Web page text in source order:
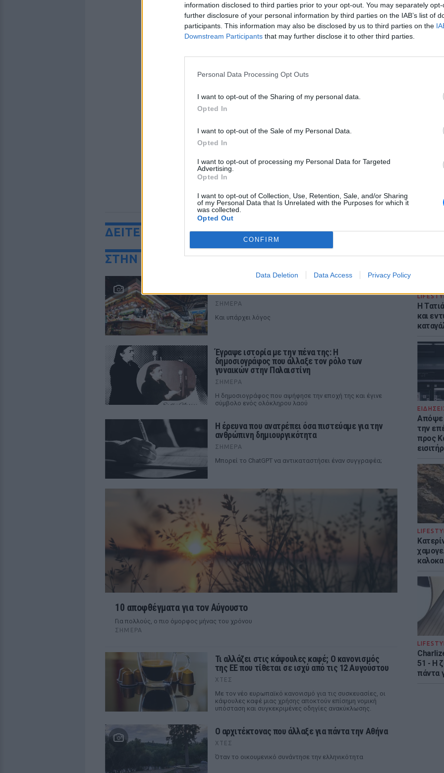
information disclosed to third parties prior to your opt-out. You may separately
further disclosure of your personal information by third parties on the IAB’s list of
participants. This information may also be disclosed by us to third parties on the
Downstream Participants that may further disclose it to other third parties.
Personal Data Processing Opt Outs
I want to opt-out of the Sharing of my personal data.
Opted In
I want to opt-out of the Sale of my Personal Data.
Opted In
I want to opt-out of processing my Personal Data for Targeted
Advertising.
Opted In
I want to opt-out of Collection, Use, Retention, Sale, and/or Sharing
of my Personal Data that Is Unrelated with the Purposes for which it
was collected.
Opted Out
CONFIRM
Data Deletion Data Access Privacy Policy
Το
τον
της
Η
και
Απόψε
την
προς
51 - H
πάντα
ΔΕΙΤΕ ΕΠΙΣΗΣ
ΣΤΗΝ ΙΔΙΑ ΚΑΤΗΓΟΡΙΑ
εδώ
ΣΉΜΕΡΑ
Και υπάρχει λόγος
Έγραψε ιστορία με την πένα της: Η
δημοσιογράφος που άλλαξε τον ρόλο των
γυναικών στην Παλαιστίνη
ΣΉΜΕΡΑ
Η δημοσιογράφος που αψήφησε την εποχή της και έγινε
σύμβολο ενός ολόκληρου λαού
Η έρευνα που ανατρέπει όσα πιστεύαμε για την
ανθρώπινη δημιουργικότητα
ΣΉΜΕΡΑ
Mπορεί το ChatGPT να αντικαταστήσει έναν συγγραφέα;
10 αποφθέγματα για τον Αύγουστο
Για πολλούς, ο πιο όμορφος μήνας του χρόνου
ΣΉΜΕΡΑ
Τι αλλάζει στις κάψουλες καφέ; Ο κανονισμός
της ΕΕ που τίθεται σε ισχύ από τις 12 Αυγούστου
ΧΤΕΣ
Με τον νέο ευρωπαϊκό κανονισμό για τις συσκευασίες, οι
κάψουλες καφέ μιας χρήσης αποκτούν επίσημη νομική
υπόσταση και συγκεκριμένες οδηγίες ανακύκλωσης.
Ο αρχιτέκτονας που άλλαξε για πάντα την Αθήνα
ΧΤΕΣ
Όταν το οικουμενικό συνάντησε την ελληνικότητα